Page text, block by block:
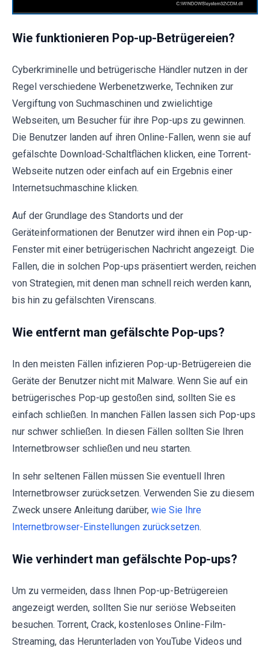
Wie funktionieren Pop-up-Betrügereien?
Cyberkriminelle und betrügerische Händler nutzen in der
Regel verschiedene Werbenetzwerke, Techniken zur
Vergiftung von Suchmaschinen und zwielichtige
Webseiten, um Besucher für ihre Pop-ups zu gewinnen.
Die Benutzer landen auf ihren Online-Fallen, wenn sie auf
gefälschte Download-Schaltflächen klicken, eine Torrent-
Webseite nutzen oder einfach auf ein Ergebnis einer
Internetsuchmaschine klicken.
Auf der Grundlage des Standorts und der
Geräteinformationen der Benutzer wird ihnen ein Pop-up-
Fenster mit einer betrügerischen Nachricht angezeigt. Die
Fallen, die in solchen Pop-ups präsentiert werden, reichen
von Strategien, mit denen man schnell reich werden kann,
bis hin zu gefälschten Virenscans.
Wie entfernt man gefälschte Pop-ups?
In den meisten Fällen infizieren Pop-up-Betrügereien die
Geräte der Benutzer nicht mit Malware. Wenn Sie auf ein
betrügerisches Pop-up gestoßen sind, sollten Sie es
einfach schließen. In manchen Fällen lassen sich Pop-ups
nur schwer schließen. In diesen Fällen sollten Sie Ihren
Internetbrowser schließen und neu starten.
In sehr seltenen Fällen müssen Sie eventuell Ihren
Internetbrowser zurücksetzen. Verwenden Sie zu diesem
Zweck unsere Anleitung darüber, wie Sie Ihre
Internetbrowser-Einstellungen zurücksetzen.
Wie verhindert man gefälschte Pop-ups?
Um zu vermeiden, dass Ihnen Pop-up-Betrügereien
angezeigt werden, sollten Sie nur seriöse Webseiten
besuchen. Torrent, Crack, kostenloses Online-Film-
Streaming, das Herunterladen von YouTube Videos und